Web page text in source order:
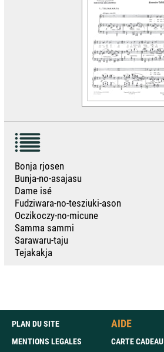
Bonja rjosen
Bunja-no-asajasu
Dame isé
Fudziwara-no-tesziuki-ason
Oczikoczy-no-micune
Samma sammi
Sarawaru-taju
Tejakakja
PLAN DU SITE
MENTIONS LEGALES
AIDE
CARTE CADEAU